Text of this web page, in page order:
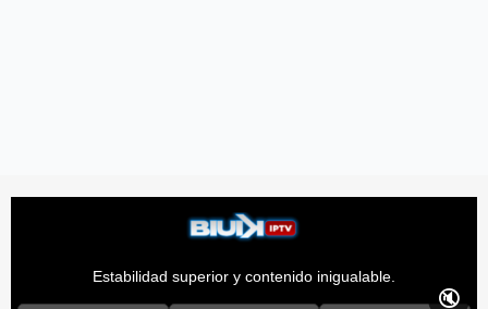
Estabilidad superior y contenido inigualable.
🔇